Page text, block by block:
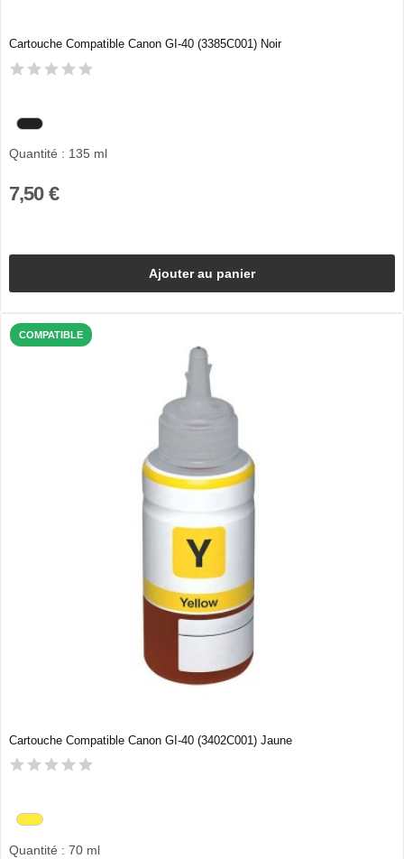
Cartouche Compatible Canon GI-40 (3385C001) Noir
Quantité : 135 ml
7,50 €
Ajouter au panier
COMPATIBLE
Cartouche Compatible Canon GI-40 (3402C001) Jaune
Quantité : 70 ml